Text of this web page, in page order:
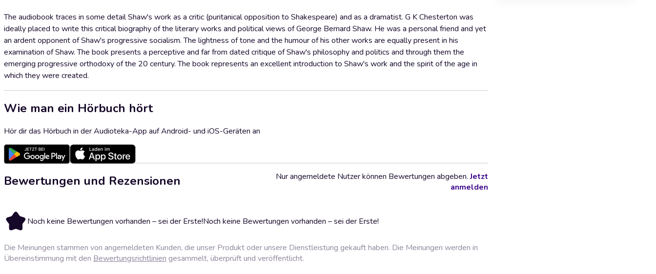
The audiobook traces in some detail Shaw's work as a critic (puritanical opposition to Shakespeare) and as a dramatist. G K Chesterton was
ideally placed to write this critical biography of the literary works and political views of George Bernard Shaw. He was a personal friend and yet
an ardent opponent of Shaw's progressive socialism. The lightness of tone and the humour of his other works are equally present in his
examination of Shaw. The book presents a perceptive and far from dated critique of Shaw's philosophy and politics and through them the
emerging progressive orthodoxy of the 20 century. The book represents an excellent introduction to Shaw's work and the spirit of the age in
which they were created.
Wie man ein Hörbuch hört
Hör dir das Hörbuch in der Audioteka-App auf Android- und iOS-Geräten an
Bewertungen und Rezensionen
Noch keine Bewertungen vorhanden – sei der Erste!Noch keine Bewertungen vorhanden – sei der Erste!
Nur angemeldete Nutzer können Bewertungen abgeben.Jetzt
anmelden
Die Meinungen stammen von angemeldeten Kunden, die unser Produkt oder unsere Dienstleistung gekauft haben. Die Meinungen werden in
Übereinstimmung mit den Bewertungsrichtlinien gesammelt, überprüft und veröffentlicht.